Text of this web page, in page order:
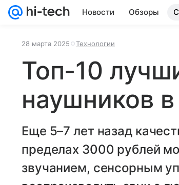
Новости Обзоры
28 марта 2025 Технологии
Топ-10
наушников
Еще 5–7 лет назад
пределах 3000 рублей
звучанием, сенсорным